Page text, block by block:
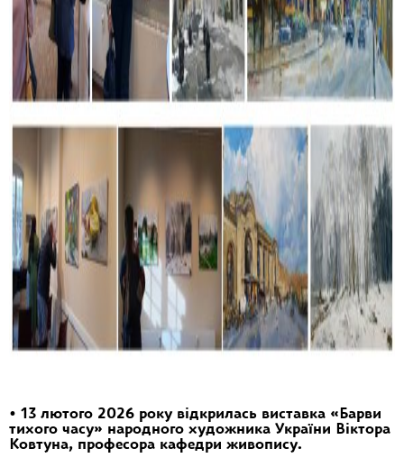
• 13 лютого 2026 року відкрилась виставка «Барви
тихого часу» народного художника України Віктора
Ковтуна, професора кафедри живопису.